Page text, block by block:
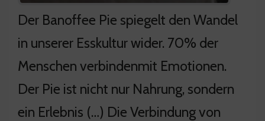
Der Banoffee Pie spiegelt den Wandel
in unserer Esskultur wider. 70% der
Menschen verbindenmit Emotionen.
Der Pie ist nicht nur Nahrung, sondern
ein Erlebnis (…) Die Verbindung von